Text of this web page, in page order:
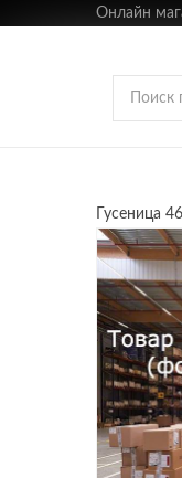
Онлайн
Гусеница